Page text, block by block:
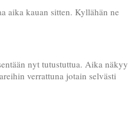
aika kauan sitten. Kyllähän ne
nyt tutustuttua. Aika näkyy
verrattuna jotain selvästi